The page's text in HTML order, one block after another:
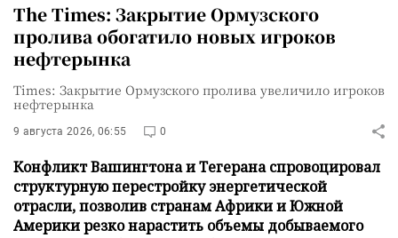
The Times: Закрытие Ормузского
пролива обогатило новых игроков
нефтерынка
Times: Закрытие Ормузского пролива увеличило игроков
нефтерынка
9 августа 2026, 06:55 0
Конфликт Вашингтона и Тегерана спровоцировал
структурную перестройку энергетической
отрасли, позволив странам Африки и Южной
Америки резко нарастить объемы добываемого